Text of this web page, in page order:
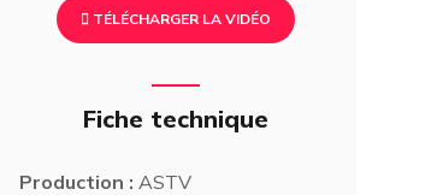
TÉLÉCHARGER LA VIDÉO
Fiche technique
Production : ASTV